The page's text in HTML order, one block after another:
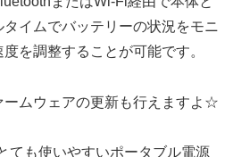
イムでバッテリーの状況をモニ
を調整することが可能です。
ームウェアの更新も行えますよ☆
ても使いやすいポータブル電源